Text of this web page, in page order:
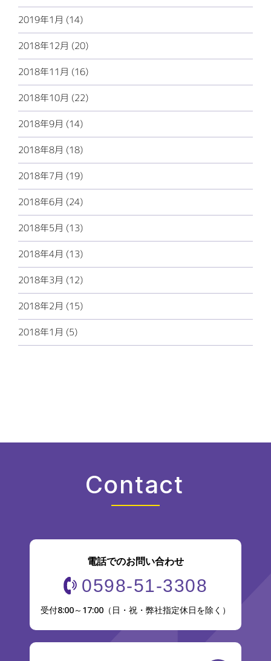
2019年1月 (14)
2018年12月 (20)
2018年11月 (16)
2018年10月 (22)
2018年9月 (14)
2018年8月 (18)
2018年7月 (19)
2018年6月 (24)
2018年5月 (13)
2018年4月 (13)
2018年3月 (12)
2018年2月 (15)
2018年1月 (5)
Contact
電話でのお問い合わせ
0598-51-3308
受付8:00～17:00（日・祝・弊社指定休日を除く）